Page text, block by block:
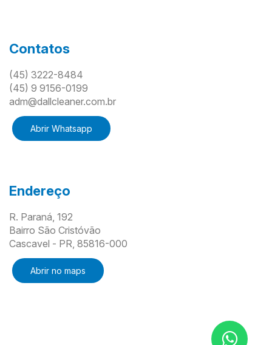
Contatos
(45) 3222-8484
(45) 9 9156-0199
adm@dallcleaner.com.br
Abrir Whatsapp
Endereço
R. Paraná, 192
Bairro São Cristóvão
Cascavel - PR, 85816-000
Abrir no maps